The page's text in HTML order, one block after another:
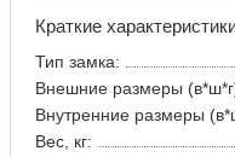
Краткие
Тип замка:
Внешние размеры
Внутренние размеры
Вес, кг: